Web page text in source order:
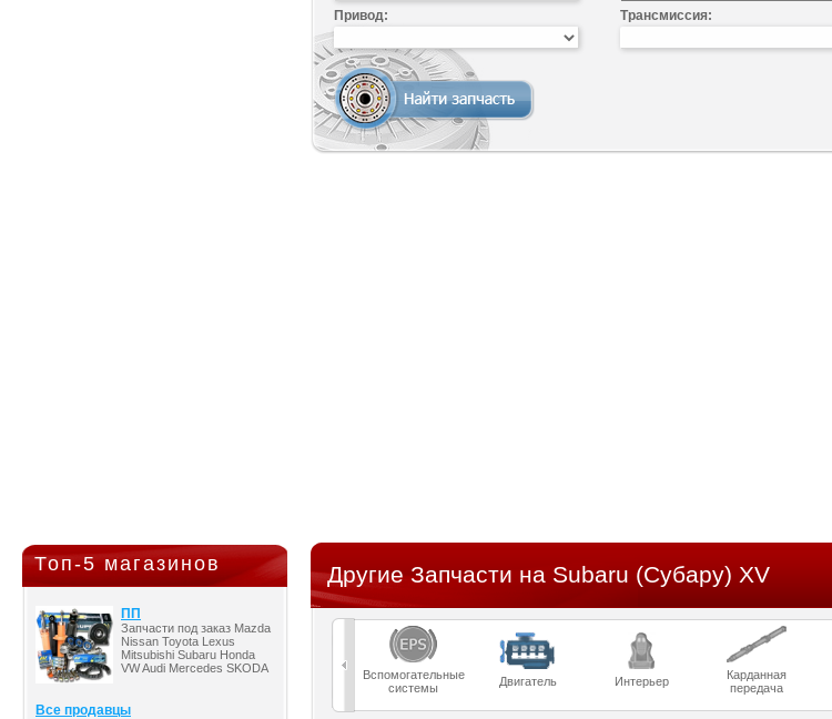
Топ-5 магазинов
ПП
Запчасти под заказ Mazda
Nissan Toyota Lexus
Mitsubishi Subaru Honda
VW Audi Mercedes SKODA
Все продавцы
Привод: Трансмиссия:
Другие Запчасти на Subaru (Субару) XV
Вспомогательные
системы
Двигатель Интерьер
Карданная
передача